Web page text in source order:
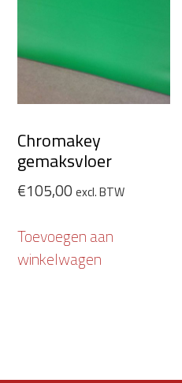
Chromakey
gemaksvloer
€105,00 excl. BTW
Toevoegen aan
winkelwagen